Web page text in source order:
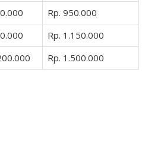
Rp. 950.000
Rp. 1.150.000
Rp. 1.500.000